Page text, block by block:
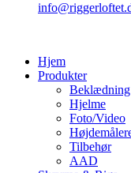
Hjem
Produkter
Beklædning
Hjelme
Foto/Video
Tilbehør
AAD